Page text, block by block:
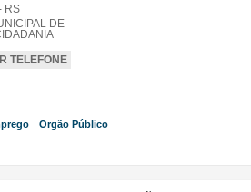
RS
DE
TELEFONE
Orgão Público